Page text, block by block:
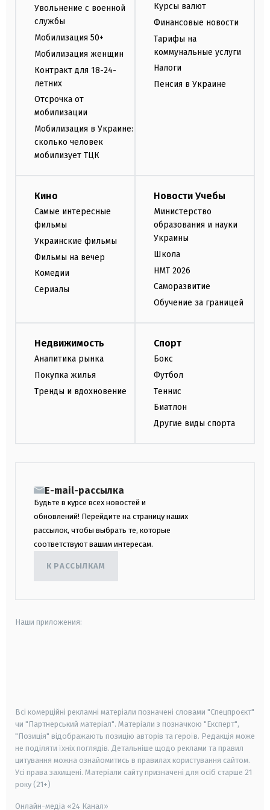
Увольнение с военной
службы
Мобилизация 50+
Мобилизация женщин
Контракт для 18-24-
летних
Отсрочка от
мобилизации
Мобилизация в Украине:
сколько человек
мобилизует ТЦК
Курсы валют
Финансовые новости
Тарифы на
коммунальные услуги
Налоги
Пенсия в Украине
Кино
Самые интересные
фильмы
Украинские фильмы
Фильмы на вечер
Комедии
Сериалы
Новости Учебы
Министерство
образования и науки
Украины
Школа
НМТ 2026
Саморазвитие
Обучение за границей
Недвижимость
Аналитика рынка
Покупка жилья
Тренды и вдохновение
Спорт
Бокс
Футбол
Теннис
Биатлон
Другие виды спорта
E-mail-рассылка
Будьте в курсе всех новостей и
обновлений! Перейдите на страницу наших
рассылок, чтобы выбрать те, которые
соответствуют вашим интересам.
К РАССЫЛКАМ
Наши приложения:
Всі комерційні рекламні матеріали позначені словами "Спецпроєкт"
чи "Партнерський матеріал". Матеріали з позначкою "Експерт",
"Позиція" відображають позицію авторів та героїв. Редакція може
не поділяти їхніх поглядів. Детальніше щодо реклами та правил
цитування можна ознайомитись в правилах користування сайтом.
Усі права захищені. Матеріали сайту призначені для осіб старше 21
року (21+)
Онлайн-медіа «24 Канал»